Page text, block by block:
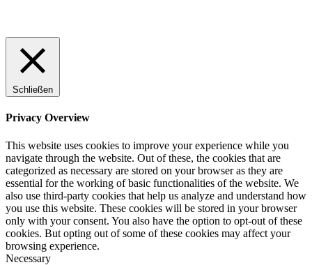
Schließen
Privacy Overview
This website uses cookies to improve your experience while you
navigate through the website. Out of these, the cookies that are
categorized as necessary are stored on your browser as they are
essential for the working of basic functionalities of the website. We
also use third-party cookies that help us analyze and understand how
you use this website. These cookies will be stored in your browser
only with your consent. You also have the option to opt-out of these
cookies. But opting out of some of these cookies may affect your
browsing experience.
Necessary